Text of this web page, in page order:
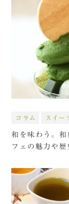
コラム スイー
和を味わう。和
フェの魅力や歴